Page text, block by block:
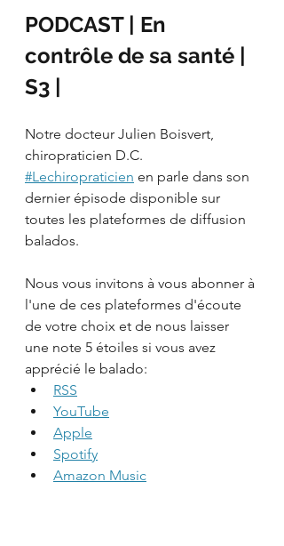
PODCAST | En
contrôle de sa santé |
S3 |
Notre docteur Julien Boisvert,
chiropraticien D.C.
#Lechiropraticien en parle dans son
dernier épisode disponible sur
toutes les plateformes de diffusion
balados.
Nous vous invitons à vous abonner à
l'une de ces plateformes d'écoute
de votre choix et de nous laisser
une note 5 étoiles si vous avez
apprécié le balado:
RSS
YouTube
Apple
Spotify
Amazon Music